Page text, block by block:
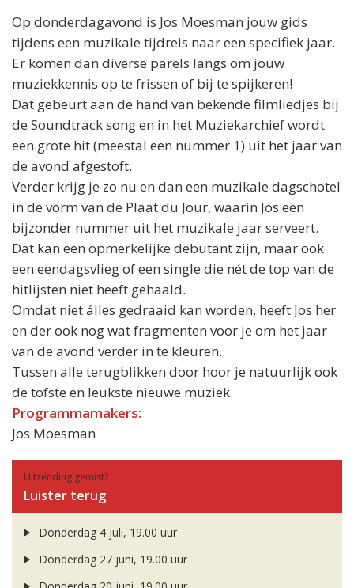
Op donderdagavond is Jos Moesman jouw gids
tijdens een muzikale tijdreis naar een specifiek jaar.
Er komen dan diverse parels langs om jouw
muziekkennis op te frissen of bij te spijkeren!
Dat gebeurt aan de hand van bekende filmliedjes bij
de Soundtrack song en in het Muziekarchief wordt
een grote hit (meestal een nummer 1) uit het jaar van
de avond afgestoft.
Verder krijg je zo nu en dan een muzikale dagschotel
in de vorm van de Plaat du Jour, waarin Jos een
bijzonder nummer uit het muzikale jaar serveert.
Dat kan een opmerkelijke debutant zijn, maar ook
een eendagsvlieg of een single die nét de top van de
hitlijsten niet heeft gehaald.
Omdat niet álles gedraaid kan worden, heeft Jos her
en der ook nog wat fragmenten voor je om het jaar
van de avond verder in te kleuren.
Tussen alle terugblikken door hoor je natuurlijk ook
de tofste en leukste nieuwe muziek.
Programmamakers:
Jos Moesman
Uitzending gemist?
Luister terug
Donderdag 4 juli, 19.00 uur
Donderdag 27 juni, 19.00 uur